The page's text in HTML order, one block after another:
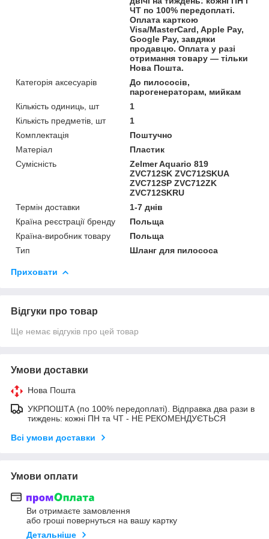
ЧТ по 100% передоплаті.
Оплата карткою
Visa/MasterCard, Apple Pay,
Google Pay, завдяки
продавцю. Оплата у разі
отримання товару — тільки
Нова Пошта.
Категорія аксесуарів
До пилососів,
парогенераторам, мийкам
Кількість одиниць, шт
1
Кількість предметів, шт
1
Комплектація
Поштучно
Матеріал
Пластик
Сумісність
Zelmer Aquario 819
ZVC712SK ZVC712SKUA
ZVC712SP ZVC712ZK
ZVC712SKRU
Термін доставки
1-7 днів
Країна реєстрації бренду
Польща
Країна-виробник товару
Польща
Тип
Шланг для пилососа
Приховати
Відгуки про товар
Ще немає відгуків про цей товар
Умови доставки
Нова Пошта
УКРПОШТА (по 100% передоплаті). Відправка два рази в
тиждень: кожні ПН та ЧТ - НЕ РЕКОМЕНДУЄТЬСЯ
Всі умови доставки
Умови оплати
Ви отримаєте замовлення
або гроші повернуться на вашу картку
Детальніше